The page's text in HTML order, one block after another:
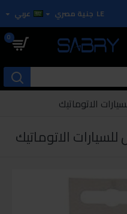
LE جنية مصري عربي
0
الاتوماتيك
الاتوماتيك